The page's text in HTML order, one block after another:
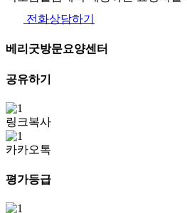
전화상담하기
베리굿방문요양센터
공유하기
링크복사
카카오톡
평가등급